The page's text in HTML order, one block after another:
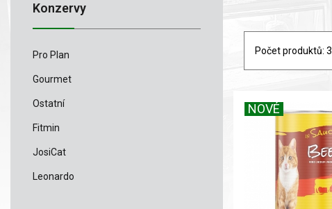
Konzervy
Pro Plan
Gourmet
Ostatní
Fitmin
JosiCat
Leonardo
Počet produktů: 3
NOVÉ